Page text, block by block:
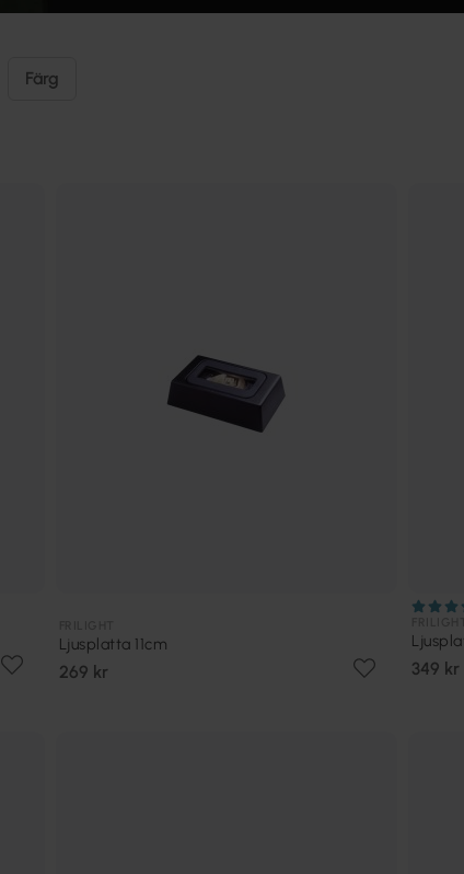
Färg
Ljusplatta 11cm
269 kr 349 kr